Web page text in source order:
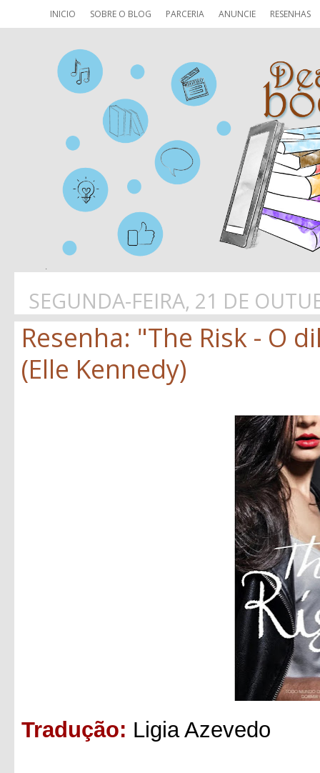
INICIO SOBRE O BLOG PARCERIA ANUNCIE RESENHAS
SEGUNDA-FEIRA, 21 DE
Resenha: "The Risk - O
(Elle Kennedy)
Tradução: Ligia Azevedo